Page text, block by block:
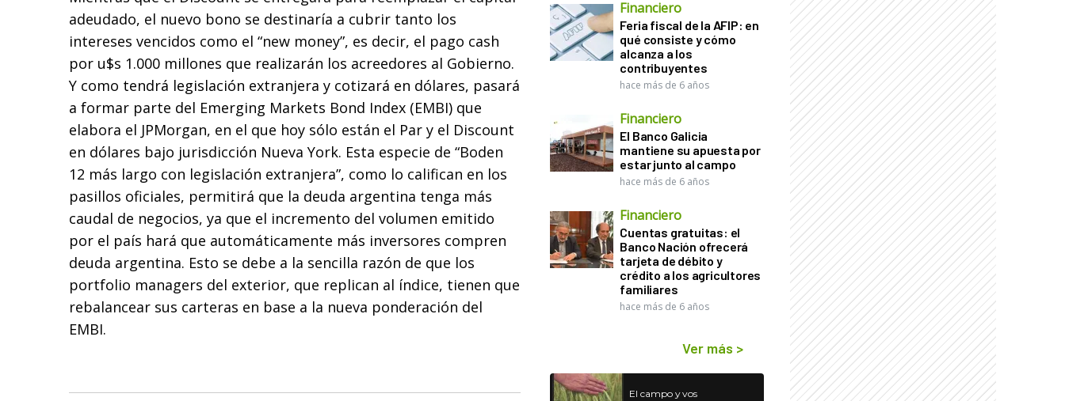
adeudado, el nuevo bono se destinaría a cubrir tanto los
intereses vencidos como el “new money”, es decir, el pago cash
por u$s 1.000 millones que realizarán los acreedores al Gobierno.
Y como tendrá legislación extranjera y cotizará en dólares, pasará
a formar parte del Emerging Markets Bond Index (EMBI) que
elabora el JPMorgan, en el que hoy sólo están el Par y el Discount
en dólares bajo jurisdicción Nueva York. Esta especie de “Boden
12 más largo con legislación extranjera”, como lo califican en los
pasillos oficiales, permitirá que la deuda argentina tenga más
caudal de negocios, ya que el incremento del volumen emitido
por el país hará que automáticamente más inversores compren
deuda argentina. Esto se debe a la sencilla razón de que los
portfolio managers del exterior, que replican al índice, tienen que
rebalancear sus carteras en base a la nueva ponderación del
EMBI.
Financiero
Feria fiscal de la AFIP: en
qué consiste y cómo
alcanza a los
contribuyentes
hace más de 6 años
Financiero
El Banco Galicia
mantiene su apuesta por
estar junto al campo
hace más de 6 años
Financiero
Cuentas gratuitas: el
Banco Nación ofrecerá
tarjeta de débito y
crédito a los agricultores
familiares
hace más de 6 años
Ver más >
El campo y vos